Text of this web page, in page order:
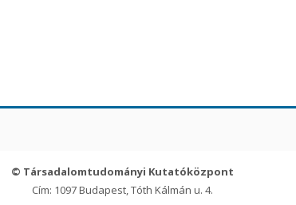
© Társadalomtudományi Kutatóközpont
Cím: 1097 Budapest, Tóth Kálmán u. 4.